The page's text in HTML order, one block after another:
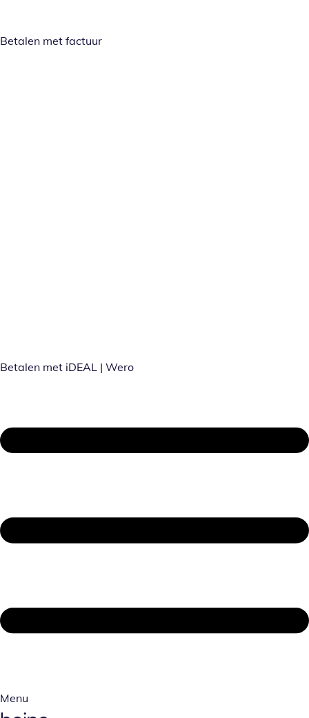
Betalen met factuur
Betalen met iDEAL | Wero
Menu